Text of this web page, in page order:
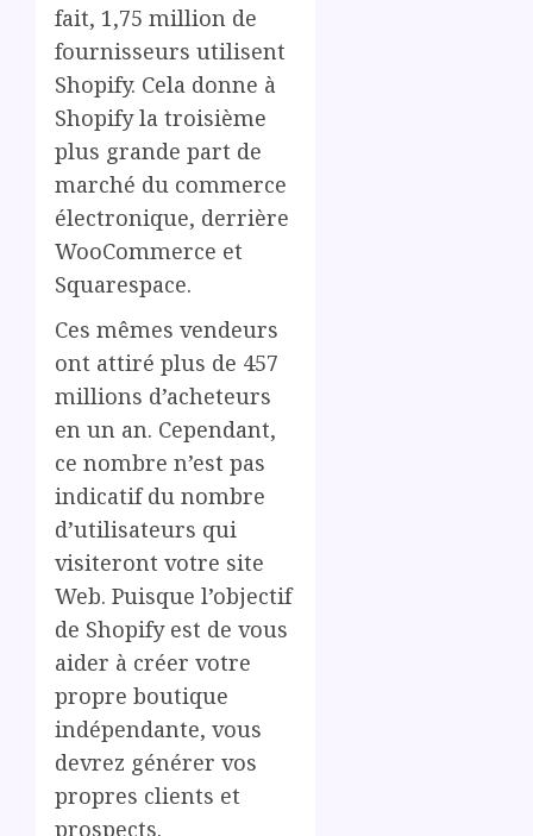
fait, 1,75 million de
fournisseurs utilisent
Shopify. Cela donne à
Shopify la troisième
plus grande part de
marché du commerce
électronique, derrière
WooCommerce et
Squarespace.
Ces mêmes vendeurs
ont attiré plus de 457
millions d’acheteurs
en un an. Cependant,
ce nombre n’est pas
indicatif du nombre
d’utilisateurs qui
visiteront votre site
Web. Puisque l’objectif
de Shopify est de vous
aider à créer votre
propre boutique
indépendante, vous
devrez générer vos
propres clients et
prospects.